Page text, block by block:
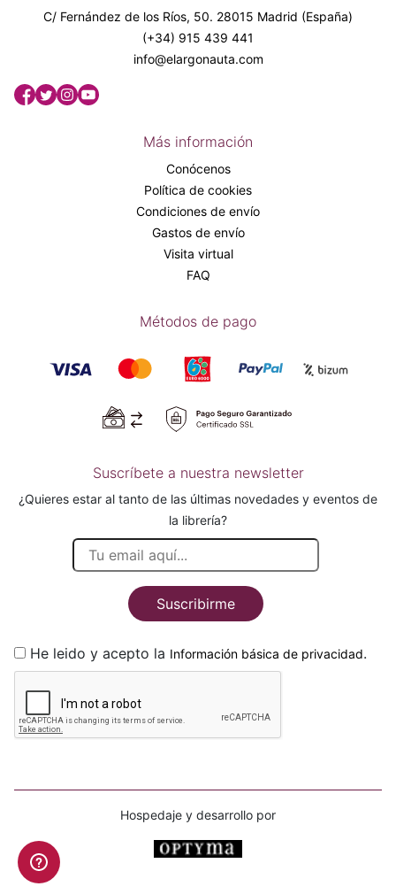
C/ Fernández de los Ríos, 50. 28015 Madrid (España)
(+34) 915 439 441
info@elargonauta.com
Más información
Conócenos
Política de cookies
Condiciones de envío
Gastos de envío
Visita virtual
FAQ
Métodos de pago
Suscríbete a nuestra newsletter
¿Quieres estar al tanto de las últimas novedades y eventos de
la librería?
Suscribirme
He leido y acepto la Información básica de privacidad.
Hospedaje y desarrollo por